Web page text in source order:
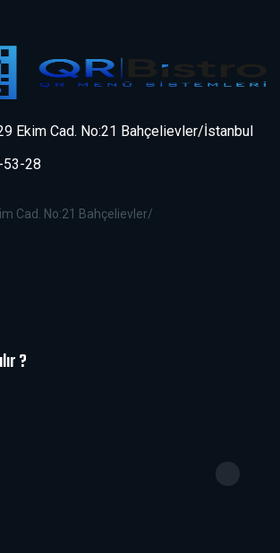
Ekim Cad. No:21 Bahçelievler/İstanbul
28
Cad. No:21 Bahçelievler/
?